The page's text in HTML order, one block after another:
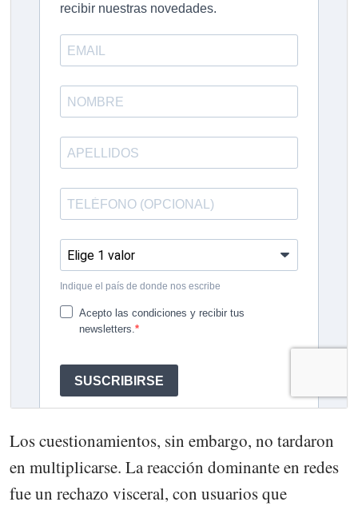
Los cuestionamientos, sin embargo, no tardaron
en multiplicarse. La reacción dominante en redes
fue un rechazo visceral, con usuarios que